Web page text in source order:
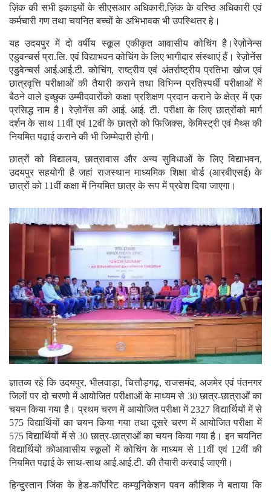
ज़िंक की सभी इकाइयों के सीएसआर अधिकारी,ज़िंक के वरिष्ठ अधिकारी एवं
कर्मचारी गण तथा चयनित बच्चों के अभिभावक भी उपस्थितर हे।
यह उदयपुर में दो वर्षीय स्कूल एकीकृत आवासीय कोचिंग है।रेज़ोनेन्स
एडुवन्चर्स प्रा.लि. एवं विद्याभवन कोचिंग के लिए भागीदार संस्थाएं हैं। रेज़ोनेंस
एडुवेन्चर्स आई.आई.टी. कोचिंग, राष्ट्रीय एवं अंतर्राष्ट्रीय प्रतिभा खोज एवं
छात्रवृत्ति परीक्षाओं की तैयारी कराने तथा विभिन्न प्रतिस्पर्धी परीक्षाओं में
बैठने वाले इच्छुक उम्मीदवारोंको कक्षा प्रशिक्षण प्रदान कराने के क्षेत्र में एक
प्रसिद्ध नाम है। रेज़ोनेंस की आई. आई. टी. परीक्षा के लिए छात्रोंको मार्ग
दर्शन के साथ 11वीं एवं 12वीं के छात्रों को फिजिक्स, केमिस्ट्री एवं मैथ्स की
नियमित पढ़ाई कराने की भी जिम्मेदारी होगी।
छात्रों को विद्यालय, छात्रावास और अन्य सुविधाओं के लिए विद्याभवन,
उदयपुर सहयोगी है जहां राजस्थान माध्यमिक शिक्षा बोर्ड (आरबीएसई) के
छात्रों को 11वीं कक्षा में नियमित छात्र के रूप में प्रवेश दिया जाएगा।
ज्ञातव्य रहे कि उदयपुर, भीलवाड़ा, चित्तौड़गढ़, राजसमंद, अजमेर एवं पंतनगर
जिलों पर दो चरणो में आयोजित परीक्षाओं के माध्यम से 30 छात्र-छात्राओं का
चयन किया गया है। प्रथम चरण में आयोजित परीक्षा में 2327 विद्यार्थियों में से
575 विद्यार्थियों का चयन किया गया तथा दूसरे चरण में आयोजित परीक्षा में
575 विद्यार्थियों में से 30 छात्र-छात्राओं का चयन किया गया है। इन चयनित
विद्यार्थियों कोआवासीय स्कूलों में कोचिंग के माध्यम से 11वीं एवं 12वीं की
नियमित पढ़ाई के साथ-साथ आई.आई.टी. की तैयारी करवाई जाएगी।
हिन्दुस्तान जिंक के हेड-कॉर्पोरेट कम्यूनिकेशन पवन कौशिक ने बताया कि